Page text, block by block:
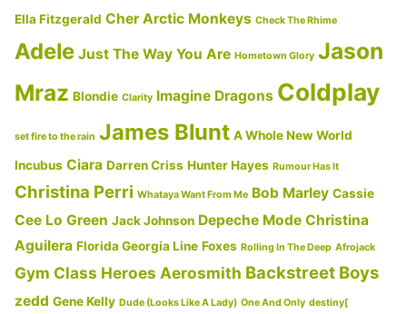
Ella Fitzgerald Cher Arctic Monkeys Check The Rhime
Adele Just The Way You Are Hometown Glory Jason
Mraz Blondie Clarity Imagine Dragons Coldplay
set fire to the rain James Blunt A Whole New World
Incubus Ciara Darren Criss Hunter Hayes Rumour Has It
Christina Perri Whataya Want From Me Bob Marley Cassie
Cee Lo Green Jack Johnson Depeche Mode Christina
Aguilera Florida Georgia Line Foxes Rolling In The Deep Afrojack
Gym Class Heroes Aerosmith Backstreet Boys
zedd Gene Kelly Dude (Looks Like A Lady) One And Only destiny[